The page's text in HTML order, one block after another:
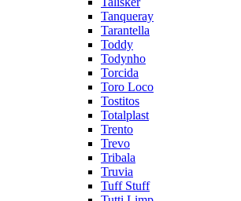
Tanqueray
Tarantella
Toddy
Todynho
Torcida
Toro Loco
Tostitos
Totalplast
Trento
Trevo
Tribala
Truvia
Tuff Stuff